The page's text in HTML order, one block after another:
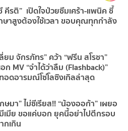
คีรติ” เปิดใจป่วยซึมเศร้า-แพนิค ชี้
ษาสูงต้องใช้เวลา ขอบคุณทุกกำลัง
ยม จักรภัทร” คว้า “ฟรีน สโรชา”
ก MV “จำได้ว่าลืม (Flashback)”
อดอารมณ์โซ่โลซิงเกิลล่าสุด
ษมา” ไม่ซีเรียส!! “น้องออก้า” เผยอ
เมีย ขอแค่บอก ยุคนี้อย่าไปตีกรอบ
กเกิน